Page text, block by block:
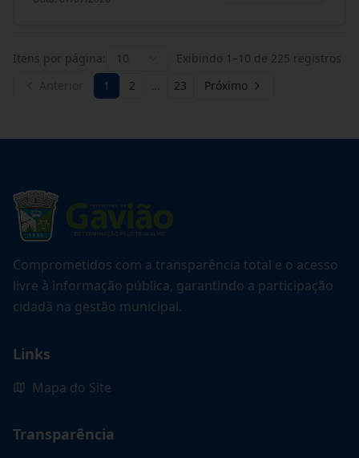
Itens por página: 10 Exibindo 1 –10 de 225 registros
1 2 … 23 Próximo
Comprometidos com a transparência total e o acesso
livre à informação pública, garantindo a participação
cidadã na gestão municipal.
Links
Mapa do Site
Transparência